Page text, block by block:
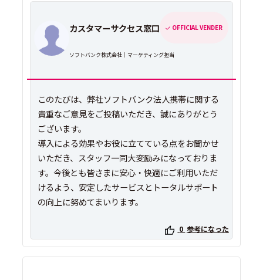
カスタマーサクセス窓口 OFFICIAL VENDER
ソフトバンク株式会社｜マーケティング担当
このたびは、弊社ソフトバンク法人携帯に関する
貴重なご意見をご投稿いただき、誠にありがとう
ございます。
導入による効果やお役に立てている点をお聞かせ
いただき、スタッフ一同大変励みになっておりま
す。今後とも皆さまに安心・快適にご利用いただ
けるよう、安定したサービスとトータルサポート
の向上に努めてまいります。
0 参考になった